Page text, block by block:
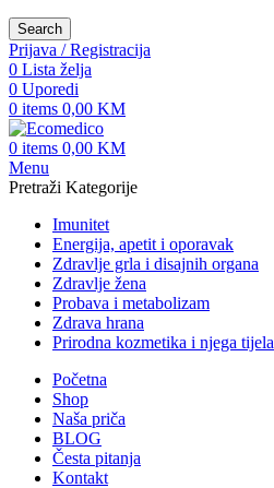
Search
Prijava / Registracija
0 Lista želja
0 Uporedi
0 items 0,00 KM
0 items 0,00 KM
Menu
Pretraži Kategorije
Imunitet
Energija, apetit i oporavak
Zdravlje grla i disajnih organa
Zdravlje žena
Probava i metabolizam
Zdrava hrana
Prirodna kozmetika i njega tijela
Početna
Shop
Naša priča
BLOG
Česta pitanja
Kontakt